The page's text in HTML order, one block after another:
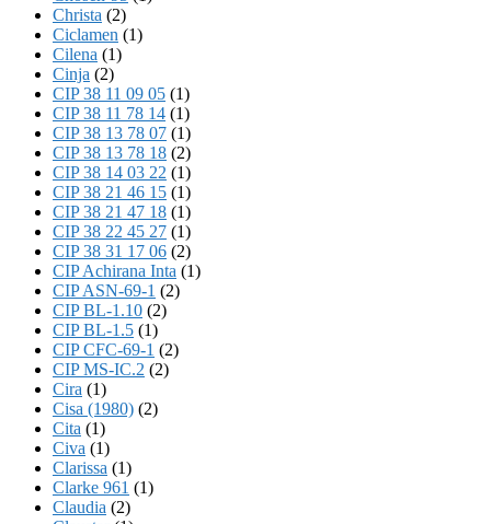
Christa (2)
Ciclamen (1)
Cilena (1)
Cinja (2)
CIP 38 11 09 05 (1)
CIP 38 11 78 14 (1)
CIP 38 13 78 07 (1)
CIP 38 13 78 18 (2)
CIP 38 14 03 22 (1)
CIP 38 21 46 15 (1)
CIP 38 21 47 18 (1)
CIP 38 22 45 27 (1)
CIP 38 31 17 06 (2)
CIP Achirana Inta (1)
CIP ASN-69-1 (2)
CIP BL-1.10 (2)
CIP BL-1.5 (1)
CIP CFC-69-1 (2)
CIP MS-IC.2 (2)
Cira (1)
Cisa (1980) (2)
Cita (1)
Civa (1)
Clarissa (1)
Clarke 961 (1)
Claudia (2)